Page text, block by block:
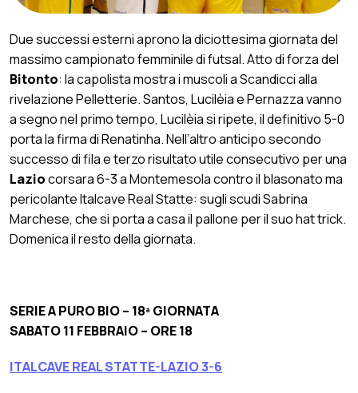
Due successi esterni aprono la diciottesima giornata del
massimo campionato femminile di futsal.Atto di forza del
Bitonto: la capolista mostra i muscoli a Scandicci alla
rivelazione Pelletterie. Santos, Lucilèia e Pernazza vanno
a segno nel primo tempo, Lucilèia si ripete, il definitivo 5-0
porta la firma di Renatinha. Nell’altro anticipo secondo
successo di fila e terzo risultato utile consecutivo per una
Laziocorsara 6-3 a Montemesola contro il blasonato ma
pericolante Italcave Real Statte: sugli scudi Sabrina
Marchese, che si porta a casa il pallone per il suo hat trick.
Domenica il resto della giornata.
SERIE A PURO BIO – 18ª GIORNATA
SABATO 11 FEBBRAIO – ORE 18
ITALCAVE REAL STATTE-LAZIO 3-6